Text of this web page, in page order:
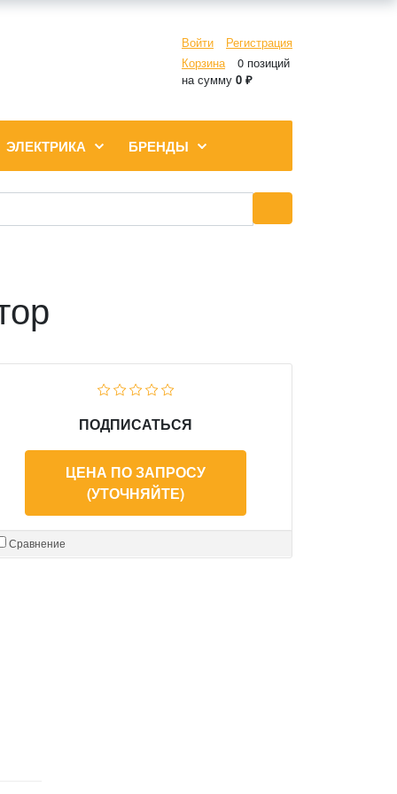
Войти
Регистрация
Корзина
0 позиций
на сумму 0 ₽
ЭЛЕКТРИКА БРЕНДЫ
ПОДПИСАТЬСЯ
ЦЕНА ПО ЗАПРОСУ
(УТОЧНЯЙТЕ)
Сравнение